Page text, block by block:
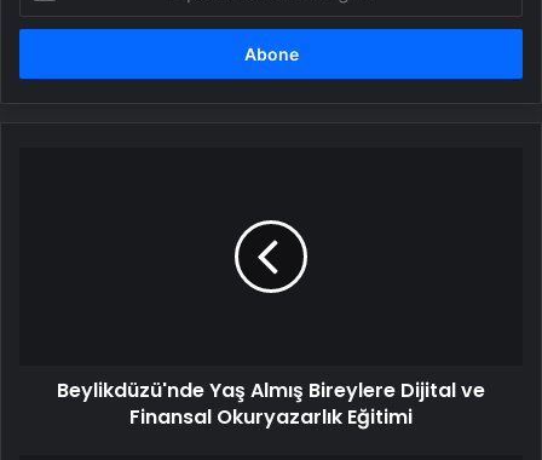
adresinizi
Beylikdüzü'nde Yaş Almış Bireylere Dijital ve
Finansal Okuryazarlık Eğitimi